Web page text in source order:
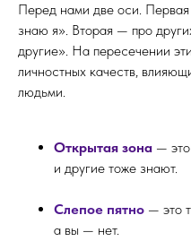
Перед нами две оси.
знаю я». Вторая — про
другие». На пересечении
личностных качеств,
людьми.
Открытая зона —
и другие тоже знают.
Слепое пятно — это
а вы — нет.